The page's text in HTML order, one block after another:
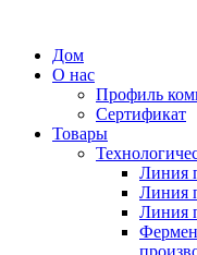
Дом
О нас
Профиль
Сертификат
Товары
Линия
Линия
Линия